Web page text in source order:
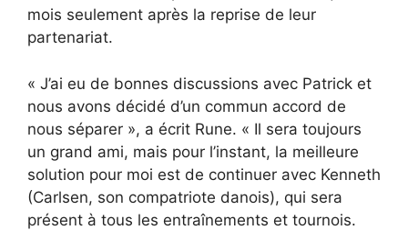
mois seulement après la reprise de leur
partenariat.
« J’ai eu de bonnes discussions avec Patrick et
nous avons décidé d’un commun accord de
nous séparer », a écrit Rune. « Il sera toujours
un grand ami, mais pour l’instant, la meilleure
solution pour moi est de continuer avec Kenneth
(Carlsen, son compatriote danois), qui sera
présent à tous les entraînements et tournois.